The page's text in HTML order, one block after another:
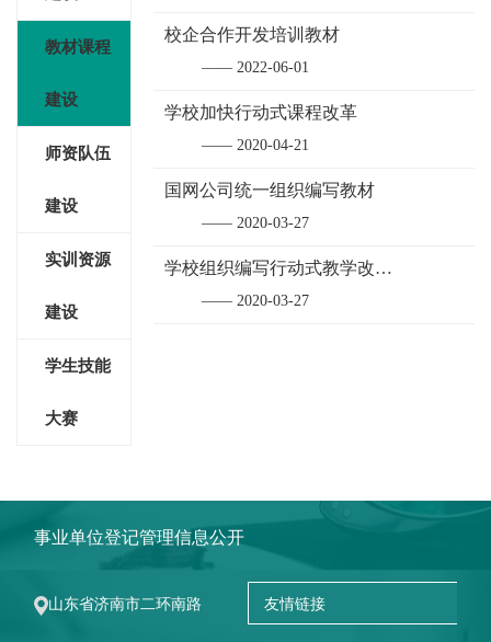
教材课程
建设
师资队伍
建设
实训资源
建设
学生技能
大赛
校企合作开发培训教材
—— 2022-06-01
学校加快行动式课程改革
—— 2020-04-21
国网公司统一组织编写教材
—— 2020-03-27
学校组织编写行动式教学改革教材
—— 2020-03-27
事业单位登记管理信息公开
山东省济南市二环南路